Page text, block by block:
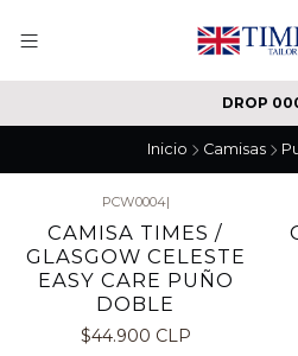
DROP
Inicio Camisas
PCW0004|
CAMISA TIMES /
GLASGOW CELESTE
EASY CARE PUÑO
DOBLE
$44.900 CLP